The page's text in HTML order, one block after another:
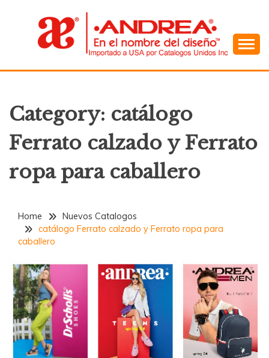
ANDREA
Category: catálogo
Ferrato calzado y Ferrato
ropa para caballero
Home
Nuevos Catalogos
catálogo Ferrato calzado y Ferrato ropa para
caballero